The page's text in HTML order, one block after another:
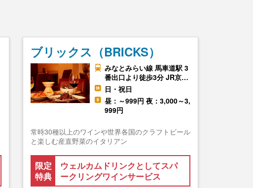
ブリックス（BRICKS）
みなとみらい線 馬車道駅 3
番出口より徒歩3分 JR京…
日・祝日
昼：～999円 夜：3,000～3,
999円
常時30種以上のワインや世界各国のクラフトビール
と楽しむ産直野菜のイタリアン
限定
特典
ウェルカムドリンクとしてスパ
ークリングワインサービス